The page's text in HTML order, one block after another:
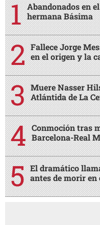
Abandonados en
hermana Básima
Fallece Jorge
en el origen y la
Muere Nasser
Atlántida de La
Conmoción tras
Barcelona-Real
El dramático
antes de morir